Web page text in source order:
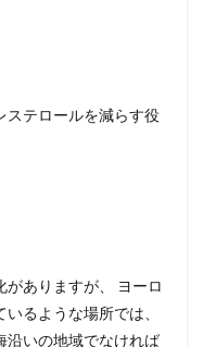
ステロールを減らす役
がありますが、 ヨーロ
るような場所では、
沿いの地域でなければ